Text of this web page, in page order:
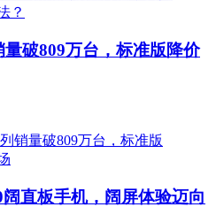
破809万台，标准版降价
直板手机，阔屏体验迈向